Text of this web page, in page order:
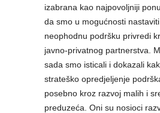
izabrana kao najpovoljniji
da smo u mogućnosti
neophodnu podršku privredi
javno-privatnog partnerstva.
sada smo isticali i dokazali
strateško opredjeljenje
posebno kroz razvoj malih i
preduzeća. Oni su nosioci